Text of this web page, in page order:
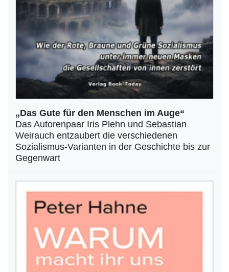
„Das Gute für den Menschen im Auge“
Das Autorenpaar Iris Plehn und Sebastian
Weirauch entzaubert die verschiedenen
Sozialismus-Varianten in der Geschichte bis zur
Gegenwart